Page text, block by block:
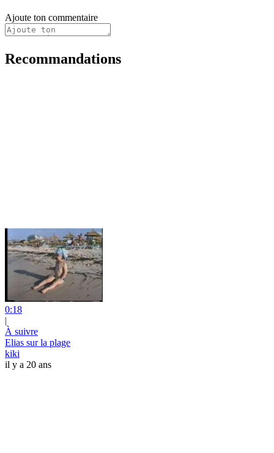
Ajoute ton commentaire
Recommandations
0:18
|
À suivre
Elias sur la plage
kiki
il y a 20 ans